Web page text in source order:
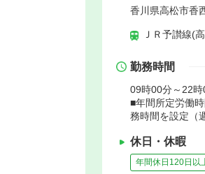
香川県高松市香
ＪＲ予讃線(
勤務時間
09時00分～22時
■年間所定労働
務時間を設定（
休日・休暇
年間休日120日以